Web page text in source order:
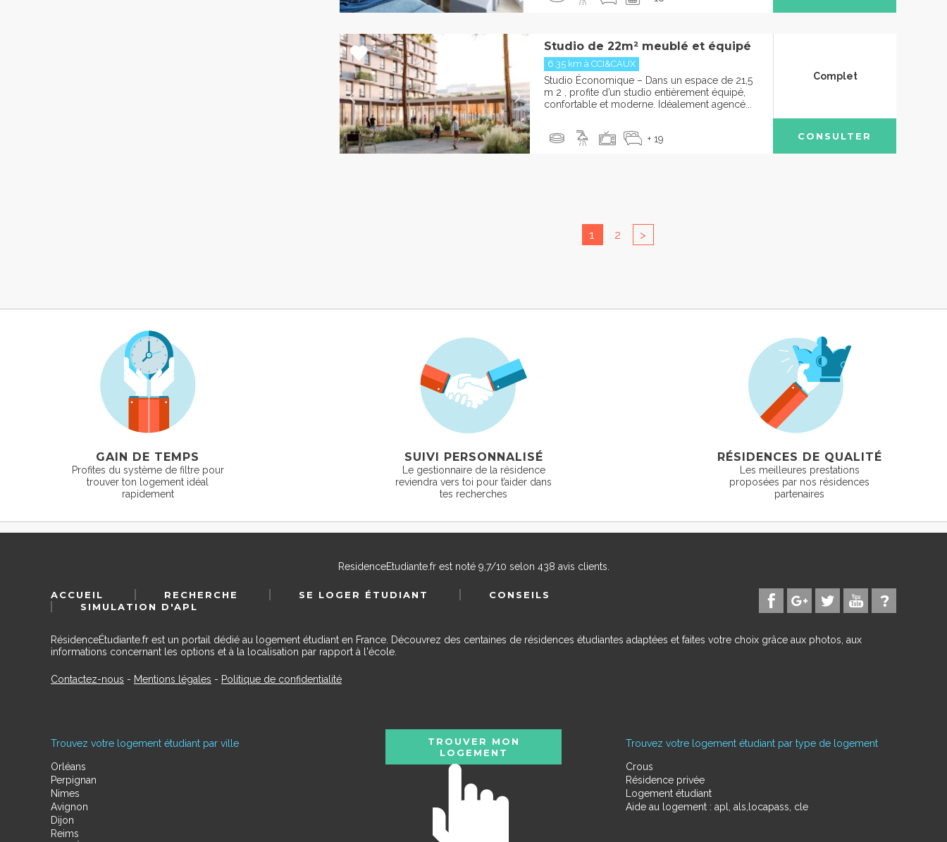
Studio de 22m² meublé et équipé
6.35 km à CCI&CAUX
Studio Économique – Dans un espace de 21,5
m 2 , profite d’un studio entièrement équipé,
confortable et moderne. Idéalement agencé...
+ 19
Complet
CONSULTER
1 2 >
GAIN DE TEMPS
Profites du système de filtre pour
trouver ton logement idéal
rapidement
SUIVI PERSONNALISÉ
Le gestionnaire de la résidence
reviendra vers toi pour t’aider dans
tes recherches
RÉSIDENCES DE QUALITÉ
Les meilleures prestations
proposées par nos résidences
partenaires
ResidenceEtudiante.frest noté 9,7/10 selon 438 avis clients.
ACCUEIL RECHERCHE SE LOGER ÉTUDIANT
CONSEILS
SIMULATION D'APL
RésidenceÉtudiante.fr est un portail dédié au logement étudiant en France. Découvrez des centaines de résidences étudiantes adaptées et faites votre choix grâce aux photos, aux
informations concernant les options et à la localisation par rapport à l'école.
Contactez-nous - Mentions légales - Politique de confidentialité
Trouvez votre logement étudiant par ville
Orléans
Perpignan
Nimes
Avignon
Dijon
Reims
Trouvez votre logement étudiant par type de logement
Crous
Résidence privée
Logement étudiant
Aide au logement : apl, als,locapass, cle
TROUVER MON
LOGEMENT